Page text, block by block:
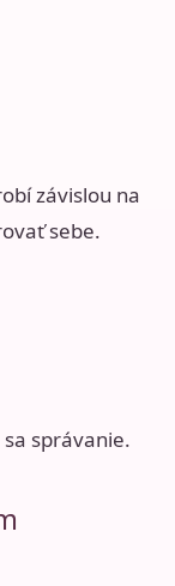
závislou na
sebe.
správanie.